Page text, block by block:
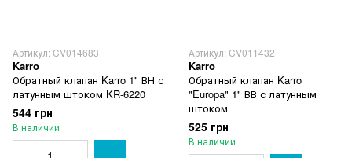
Артикул: CV014683
Karro
Обратный клапан Karro 1" ВН с
латунным штоком KR-6220
544 грн
В наличии
Артикул: CV011432
Karro
Обратный клапан Karro
"Europa" 1" ВВ с латунным
штоком
525 грн
В наличии